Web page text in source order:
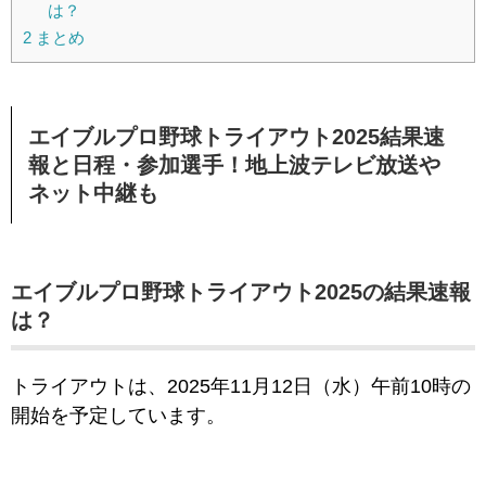
は？
2 まとめ
エイブルプロ野球トライアウト2025結果速
報と日程・参加選手！地上波テレビ放送や
ネット中継も
エイブルプロ野球トライアウト2025の結果速報
は？
トライアウトは、2025年11月12日（水）午前10時の
開始を予定しています。